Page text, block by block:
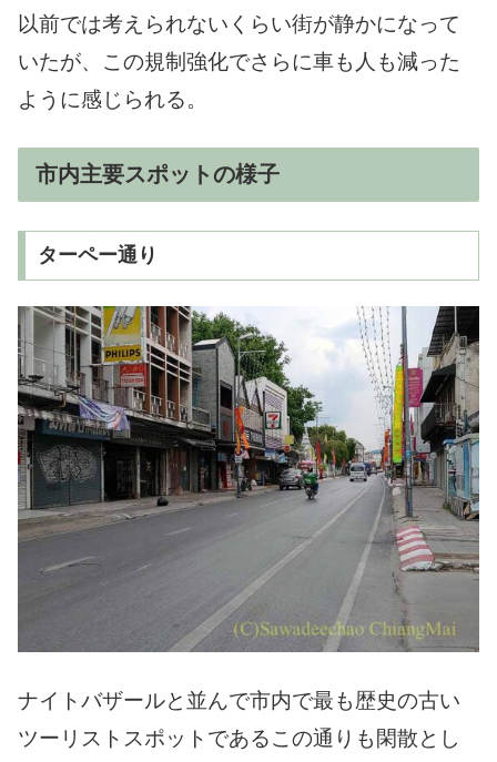
以前では考えられないくらい街が静かになって
いたが、この規制強化でさらに車も人も減った
ように感じられる。
市内主要スポットの様子
ターペー通り
ナイトバザールと並んで市内で最も歴史の古い
ツーリストスポットであるこの通りも閑散とし